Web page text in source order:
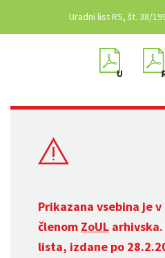
Uradni list RS, št. 38/
Prikazana vsebina je v
členom ZoUL
lista, izdane po